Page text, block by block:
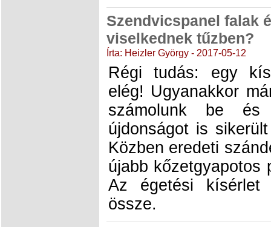
Szendvicspanel falak
viselkednek tűzben?
Írta: Heizler György - 2017-05-12
Régi tudás: egy
elég! Ugyanakkor
számolunk be
újdonságot is
Közben eredeti
újabb kőzetgyapotos
Az égetési kísérlet
össze.